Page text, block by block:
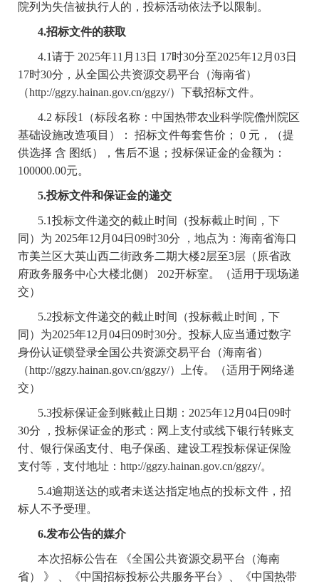
院列为失信被执行人的，投标活动依法予以限制。
4.招标文件的获取
4.1请于 2025年11月13日 17时30分至2025年12月03日
17时30分，从全国公共资源交易平台（海南省）
（http://ggzy.hainan.gov.cn/ggzy/）下载招标文件。
4.2 标段1（标段名称：中国热带农业科学院儋州院区
基础设施改造项目）： 招标文件每套售价； 0 元，（提
供选择 含 图纸），售后不退；投标保证金的金额为：
100000.00元。
5.投标文件和保证金的递交
5.1投标文件递交的截止时间（投标截止时间，下
同）为 2025年12月04日09时30分 ，地点为：海南省海口
市美兰区大英山西二街政务二期大楼2层至3层（原省政
府政务服务中心大楼北侧） 202开标室。（适用于现场递
交）
5.2投标文件递交的截止时间（投标截止时间，下
同）为2025年12月04日09时30分。投标人应当通过数字
身份认证锁登录全国公共资源交易平台（海南省）
（http://ggzy.hainan.gov.cn/ggzy/）上传。（适用于网络递
交）
5.3投标保证金到账截止日期：2025年12月04日09时
30分 ，投标保证金的形式：网上支付或线下银行转账支
付、银行保函支付、电子保函、建设工程投标保证保险
支付等，支付地址：http://ggzy.hainan.gov.cn/ggzy/。
5.4逾期送达的或者未送达指定地点的投标文件，招
标人不予受理。
6.发布公告的媒介
本次招标公告在
《全国公共资源交易平台（海南
省） 》 、《中国招标投标公共服务平台》、《中国热带